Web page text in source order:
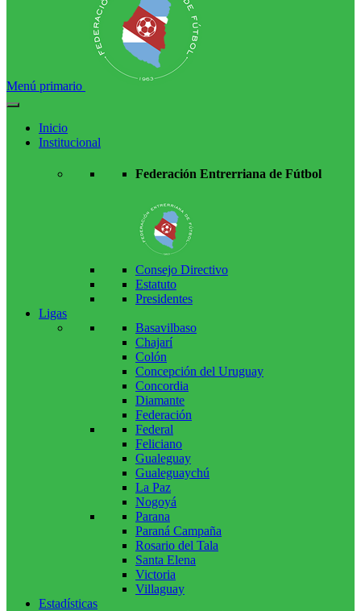
Menú primario
Inicio
Institucional
Federación Entrerriana de Fútbol
Consejo Directivo
Estatuto
Presidentes
Ligas
Basavilbaso
Chajarí
Colón
Concepción del Uruguay
Concordia
Diamante
Federación
Federal
Feliciano
Gualeguay
Gualeguaychú
La Paz
Nogoyá
Parana
Paraná Campaña
Rosario del Tala
Santa Elena
Victoria
Villaguay
Estadísticas